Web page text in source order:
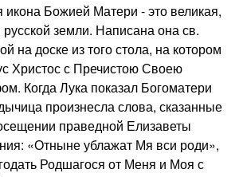
Божией Матери - это великая,
земли. Написана она св.
на доске из того стола, на котором
Христос с Пречистою Своею
Когда Лука показал Богоматери
произнесла слова, сказанные
праведной Елизаветы
«Отныне ублажат Мя вси роди»,
Родшагося от Меня и Моя с